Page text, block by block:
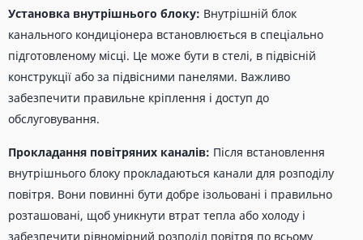
Установка внутрішнього блоку: Внутрішній блок
канального кондиціонера встановлюється в спеціально
підготовленому місці. Це може бути в стелі, в підвісній
конструкції або за підвісними панелями. Важливо
забезпечити правильне кріплення і доступ до
обслуговування.
Прокладання повітряних каналів: Після встановлення
внутрішнього блоку прокладаються канали для розподілу
повітря. Вони повинні бути добре ізольовані і правильно
розташовані, щоб уникнути втрат тепла або холоду і
забезпечити рівномірний розподіл повітря по всьому